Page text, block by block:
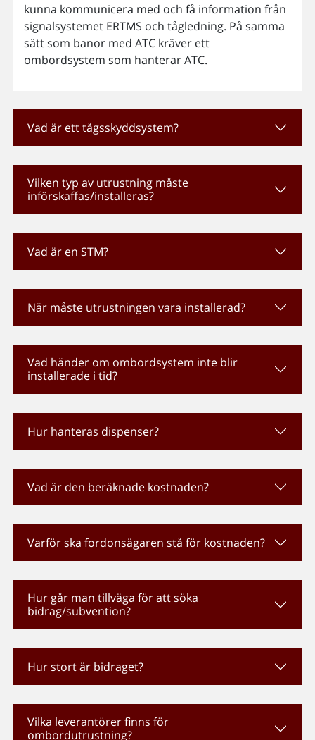
kunna kommunicera med och få information från
signalsystemet ERTMS och tågledning. På samma
sätt som banor med ATC kräver ett
ombordsystem som hanterar ATC.
Vad är ett tågsskyddsystem?
Vilken typ av utrustning måste
införskaffas/installeras?
Vad är en STM?
När måste utrustningen vara installerad?
Vad händer om ombordsystem inte blir
installerade i tid?
Hur hanteras dispenser?
Vad är den beräknade kostnaden?
Varför ska fordonsägaren stå för kostnaden?
Hur går man tillväga för att söka
bidrag/subvention?
Hur stort är bidraget?
Vilka leverantörer finns för
ombordutrustning?